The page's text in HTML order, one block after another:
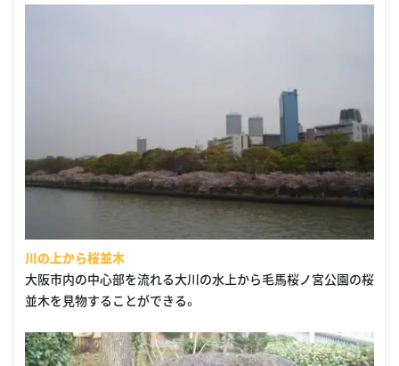
川の上から桜並木
大阪市内の中心部を流れる大川の水上から毛馬桜ノ宮公園の桜
並木を見物することができる。